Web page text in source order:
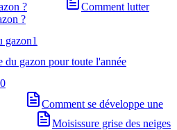
?
Comment lutter
?
gazon1
du gazon pour toute l'année
Comment se développe une
Moisissure grise des neiges